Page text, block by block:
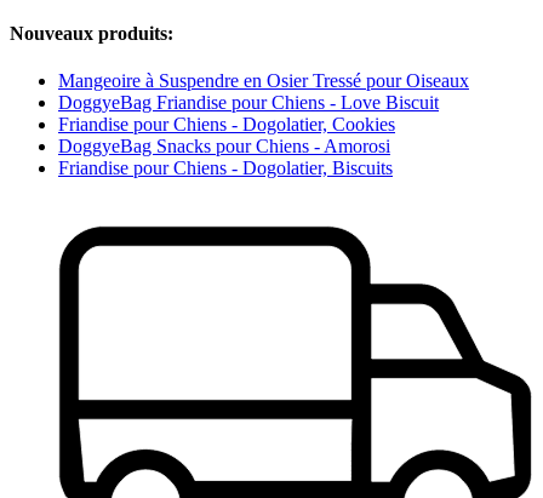
Nouveaux produits:
Mangeoire à Suspendre en Osier Tressé pour Oiseaux
DoggyeBag Friandise pour Chiens - Love Biscuit
Friandise pour Chiens - Dogolatier, Cookies
DoggyeBag Snacks pour Chiens - Amorosi
Friandise pour Chiens - Dogolatier, Biscuits